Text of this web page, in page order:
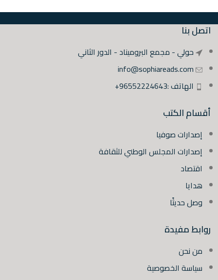
اتصل بنا
حولي - مجمع البروميناد - الدور الثاني
info@sophiareads.com
الهاتف :96552224643+
أقسام الكتب
إصدارات صوفيا
إصدارات المجلس الوطني للثقافة
اقتصاد
هدايا
وصل حديثًا
روابط مفيدة
من نحن
سياسة الخصوصية